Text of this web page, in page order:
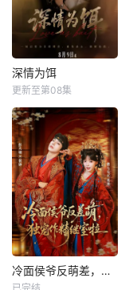
深情为饵
更新至第08集
冷面侯爷反萌差，独宠作精继室啦